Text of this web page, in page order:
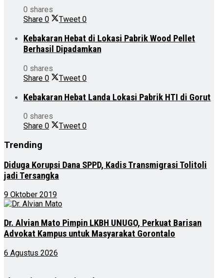
0 shares
Share 0 Tweet 0
Kebakaran Hebat di Lokasi Pabrik Wood Pellet
Berhasil Dipadamkan
0 shares
Share 0 Tweet 0
Kebakaran Hebat Landa Lokasi Pabrik HTI di Gorut
0 shares
Share 0 Tweet 0
Trending
Diduga Korupsi Dana SPPD, Kadis Transmigrasi Tolitoli
jadi Tersangka
9 Oktober 2019
Dr. Alvian Mato Pimpin LKBH UNUGO, Perkuat Barisan
Advokat Kampus untuk Masyarakat Gorontalo
6 Agustus 2026